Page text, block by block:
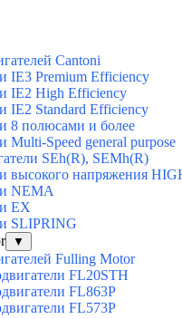
Cantoni
IE3 Premium Efficiency
IE2 High Efficiency
IE2 Standard Efficiency
8 полюсами и более
Multi-Speed general purpose
SEh(R), SEMh(R)
высокого напряжения
NEMA
EX
SLIPRING
▼
Fulling Motor
FL20STH
FL863P
FL573P